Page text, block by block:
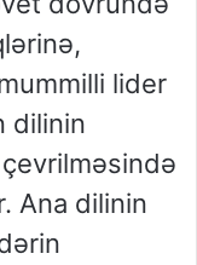
lider
dilinin
Ana dilinin